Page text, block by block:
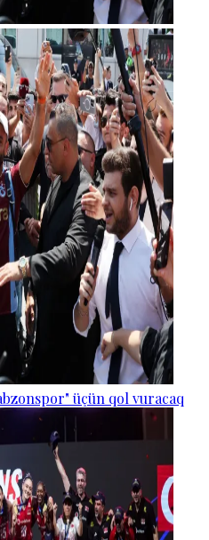
üçün qol vuracaq